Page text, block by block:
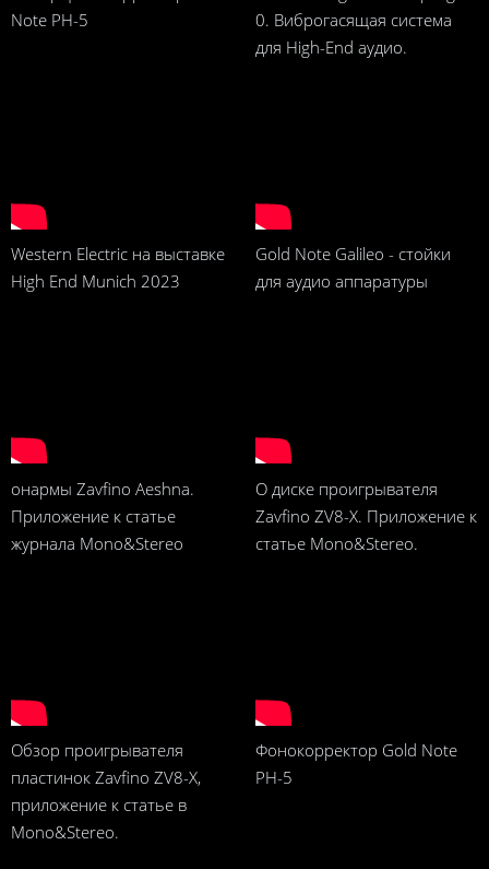
Note PH-5
0. Виброгасящая система
для High-End аудио.
Western Electric на выставке
High End Munich 2023
Gold Note Galileo - стойки
для аудио аппаратуры
онармы Zavfino Aeshna.
Приложение к статье
журнала Mono&Stereo
О диске проигрывателя
Zavfino ZV8-X. Приложение к
статье Mono&Stereo.
Обзор проигрывателя
пластинок Zavfino ZV8-X,
приложение к статье в
Mono&Stereo.
Фонокорректор Gold Note
PH-5